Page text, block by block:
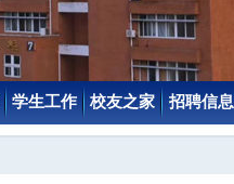
学生工作 校友之家 招聘信息